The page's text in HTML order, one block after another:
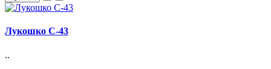
Лукошко С-43
..